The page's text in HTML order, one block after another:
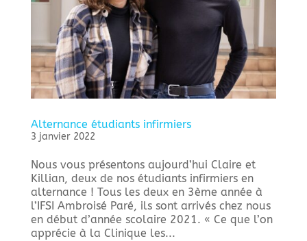
Alternance étudiants infirmiers
3 janvier 2022
Nous vous présentons aujourd’hui Claire et
Killian, deux de nos étudiants infirmiers en
alternance ! Tous les deux en 3ème année à
l’IFSI Ambroisé Paré, ils sont arrivés chez nous
en début d’année scolaire 2021. « Ce que l’on
apprécie à la Clinique les...